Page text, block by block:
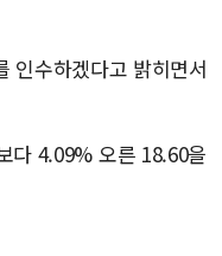
인수하겠다고 밝히면서
다 4.09% 오른 18.60을